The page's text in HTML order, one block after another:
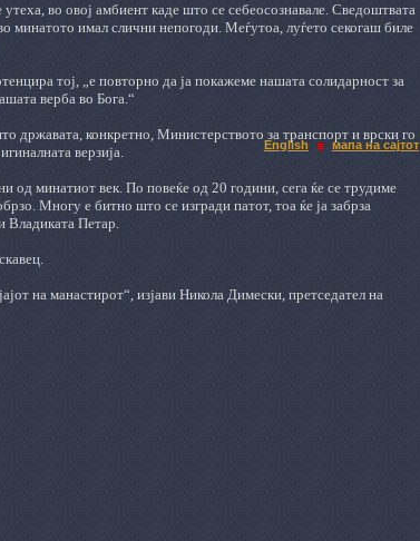
во овој амбиент каде што се себеосознавале. Сведоштвата
минатото имал слични непогоди.Меѓутоа, луѓето секогаш биле
тој, „е повторно да ја покажеме нашата солидарност за
верба во Бога.“
државата, конкретно, Министерството за транспорт и врски го
верзија.
од минатиот век. По повеќе од 20 години, сега ќе се трудиме
Многу е битно што се изгради патот, тоа ќе ја забрза
Владиката Петар.
на манастирот“, изјави Никола Димески, претседател на
English мапа на сајтот